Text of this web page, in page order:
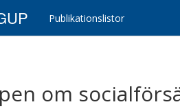
Publikationslistor
om